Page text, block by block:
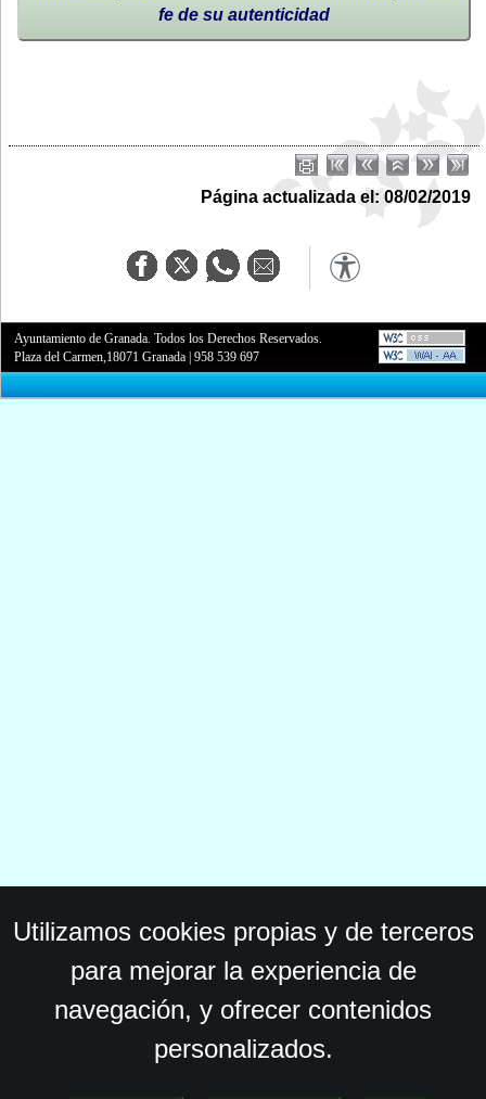
fe de su autenticidad
Página actualizada el: 08/02/2019
Ayuntamiento de Granada. Todos los Derechos Reservados.
Plaza del Carmen,18071 Granada |958 539 697
Utilizamos cookies propias y de terceros
para mejorar la experiencia de
navegación, y ofrecer contenidos
personalizados.